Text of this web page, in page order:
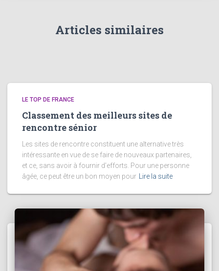
Articles similaires
LE TOP DE FRANCE
Classement des meilleurs sites de
rencontre sénior
Les sites de rencontre constituent une alternative très
intéressante en vue de se faire de nouveaux partenaires,
et ce, sans avoir à fournir d’efforts. Pour une personne
âgée, ce peut être un bon moyen pour
Lire la suite